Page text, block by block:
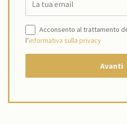
Acconsento al trattamento
l’informativa sulla privacy